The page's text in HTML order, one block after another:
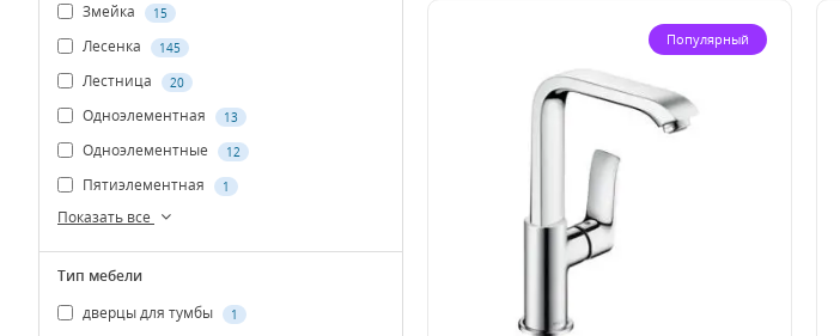
Популярный
Змейка 15
Лесенка 145
Лестница 20
Одноэлементная 13
Одноэлементные 12
Пятиэлементная 1
Показать все
Тип мебели
дверцы для тумбы
1